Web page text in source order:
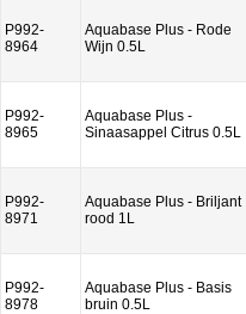
P992-
8964
Aquabase Plus - Rode
Wijn 0.5L
P992-
8965
Aquabase Plus -
Sinaasappel Citrus 0.5L
P992-
8971
Aquabase Plus - Briljant
rood 1L
P992-
8978
Aquabase Plus - Basis
bruin 0.5L